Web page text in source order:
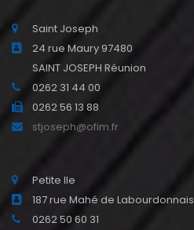
Saint Joseph
24 rue Maury 97480
SAINT JOSEPH Réunion
0262 31 44 00
0262 56 13 88
stjoseph@ofim.fr
Petite Ile
187 rue Mahé de Labourdonnais
0262 50 60 31